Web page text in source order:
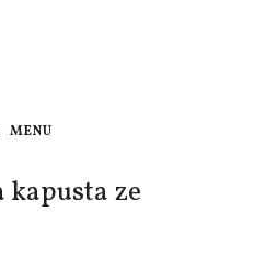
MENU
kapusta ze